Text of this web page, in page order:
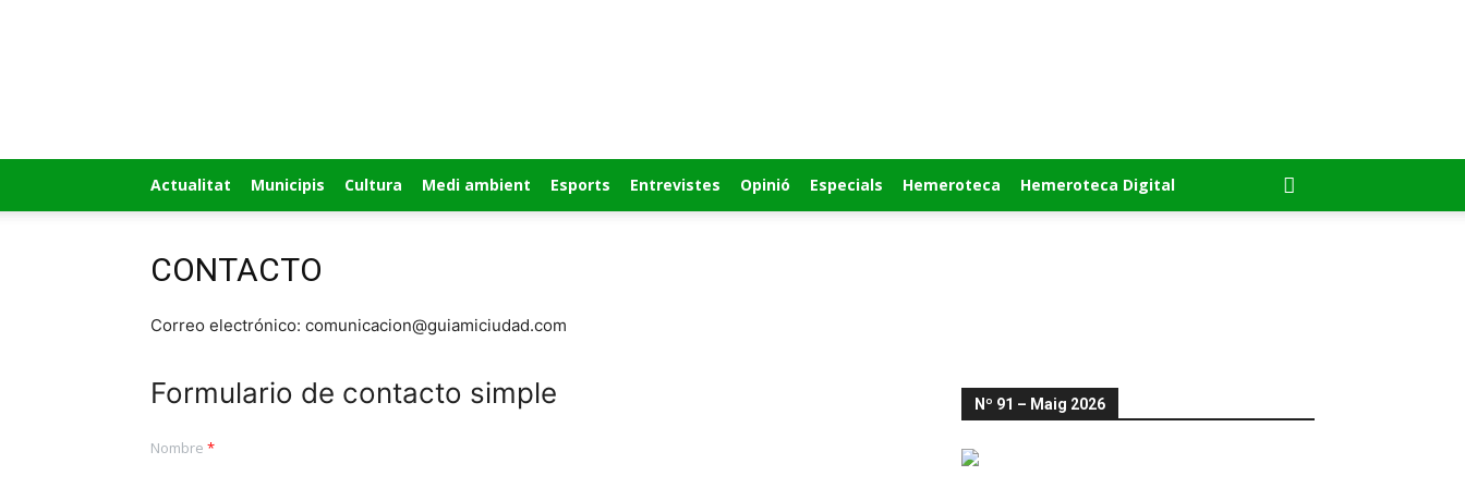
Actualitat Municipis Cultura Medi ambient Esports Entrevistes Opinió Especials Hemeroteca Hemeroteca Digital
CONTACTO
Correo electrónico: comunicacion@guiamiciudad.com
Formulario de contacto simple
Nombre *
Nº 91 – Maig 2026